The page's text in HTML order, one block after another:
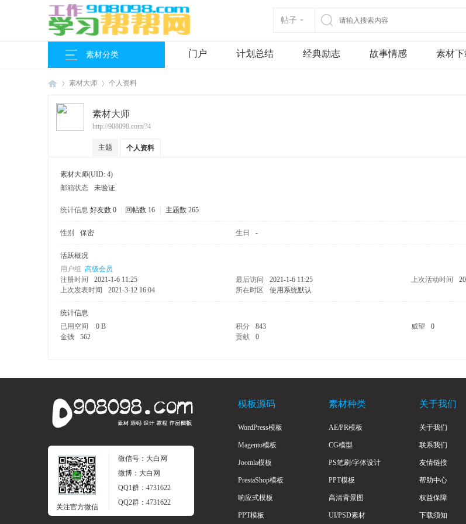
帖子
素材分类 门户 计划总结 经典励志 故事情感 素材下
›
素材大师 个人资料
素材大师
http://908098.com/?4
主题 个人资料
素材大师(UID: 4)
邮箱状态
未验证
统计信息 好友数 0 回帖数 16 主题数 265
性别 保密 生日 -
活跃概况
用户组 高级会员
注册时间
2021-1-6 11:25 最后访问 2021-1-6 11:25 上次活动时间
上次发表时间
2021-3-12 16:04 所在时区 使用系统默认
统计信息
已用空间
0 B 积分 843 威望
0
金钱
562 贡献 0
关注官方微信
微信号：大白网
微博：大白网
QQ1群：4731622
QQ2群：4731622
模板源码
WordPress模板
Magento模板
Joomla模板
PrestaShop模板
响应式模板
PPT模板
素材种类
AE/PR模板
CG模型
PS笔刷/字体设计
PPT模板
高清背景图
UI/PSD素材
关于我们
关于我们
联系我们
友情链接
帮助中心
权益保障
下载须知